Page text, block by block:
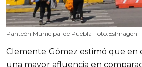
Panteón Municipal de Puebla Foto:EsImagen
Clemente Gómez estimó que en
una mayor afluencia en